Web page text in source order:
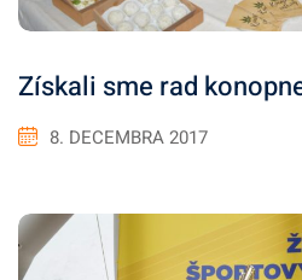
Získali sme rad
8. DECEMBRA 2017